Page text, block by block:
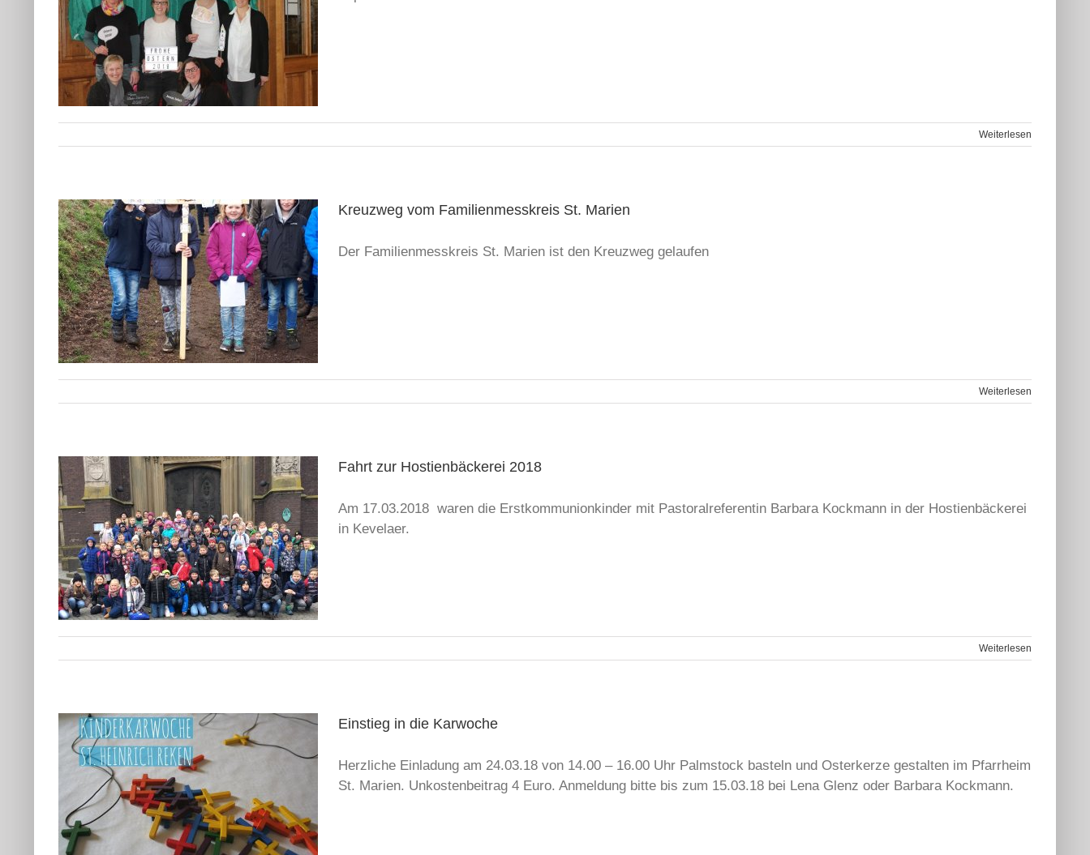
Weiterlesen
Kreuzweg vom Familienmesskreis St. Marien
Der Familienmesskreis St. Marien ist den Kreuzweg gelaufen
Weiterlesen
Fahrt zur Hostienbäckerei 2018
Am 17.03.2018 waren die Erstkommunionkinder mit Pastoralreferentin Barbara Kockmann in der Hostienbäckerei
in Kevelaer.
Weiterlesen
Einstieg in die Karwoche
Herzliche Einladung am 24.03.18 von 14.00 – 16.00 Uhr Palmstock basteln und Osterkerze gestalten im Pfarrheim
St. Marien. Unkostenbeitrag 4 Euro. Anmeldung bitte bis zum 15.03.18 bei Lena Glenz oder Barbara Kockmann.